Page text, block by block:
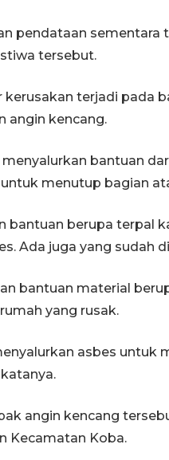
pendataan sementara
tersebut.
kerusakan terjadi pada
angin kencang.
bantuan
menutup bagian
bantuan berupa terpal
Ada juga yang sudah
bantuan material
yang rusak.
asbes untuk
angin kencang
Kecamatan Koba.